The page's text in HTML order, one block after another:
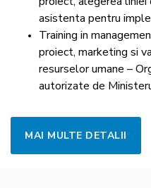
asistenta pentru
Training in
proiect, marketing si
resurselor umane –
autorizate de
MAI MULTE DETALII